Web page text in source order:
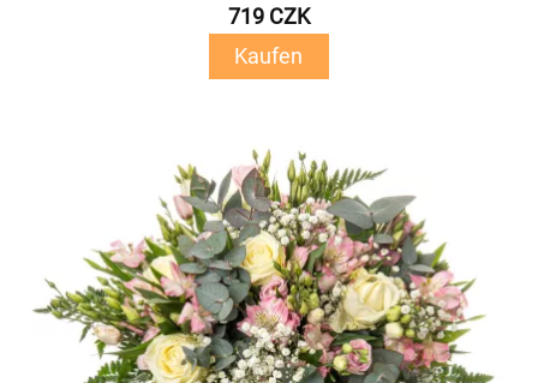
719 CZK
Kaufen